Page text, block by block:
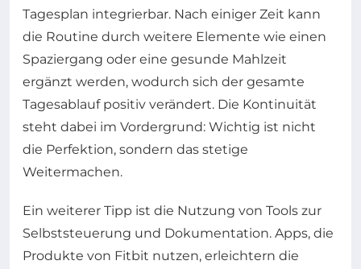
Tagesplan integrierbar. Nach einiger Zeit kann
die Routine durch weitere Elemente wie einen
Spaziergang oder eine gesunde Mahlzeit
ergänzt werden, wodurch sich der gesamte
Tagesablauf positiv verändert. Die Kontinuität
steht dabei im Vordergrund: Wichtig ist nicht
die Perfektion, sondern das stetige
Weitermachen.
Ein weiterer Tipp ist die Nutzung von Tools zur
Selbststeuerung und Dokumentation. Apps, die
Produkte von Fitbit nutzen, erleichtern die